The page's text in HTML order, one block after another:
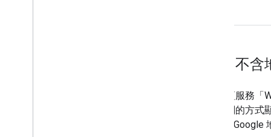
「含有任何地圖」和「不
EEA 條款的變更會影響您使用這項服務
上、旁邊或以與任何地圖視覺相關的方
容 (除非所連結的特定地圖是適用 Google